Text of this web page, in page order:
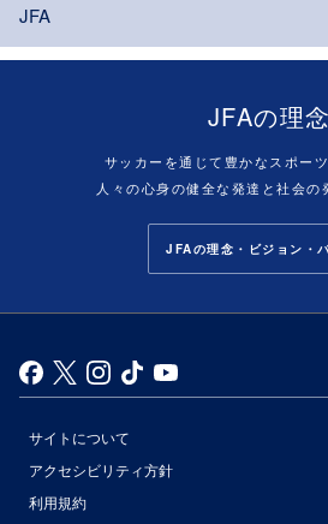
JFA
JFAの理念
サッカーを通じて豊かなスポー
人々の心身の健全な発達と社会の
JFAの理念・ビジョン・
サイトについて
アクセシビリティ方針
利用規約